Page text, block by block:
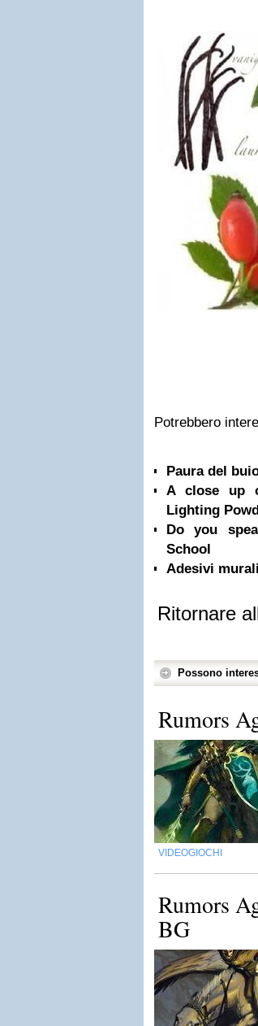
Potrebbero
Paura del
A close up
Lighting
Do you
School
Adesivi
Ritornare
Possono
Rumors
VIDEOGIOCHI
Rumors
BG